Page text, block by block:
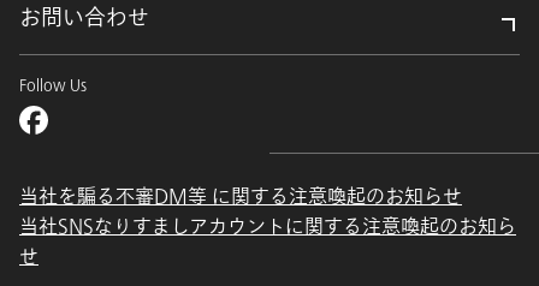
お問い合わせ
Follow Us
当社を騙る不審DM等 に関する注意喚起のお知らせ
当社SNSなりすましアカウントに関する注意喚起のお知ら
せ